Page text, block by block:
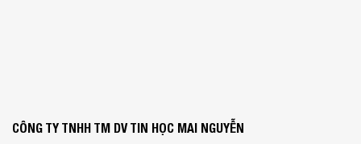
CÔNG TY TNHH TM DV TIN HỌC MAI NGUYỄN